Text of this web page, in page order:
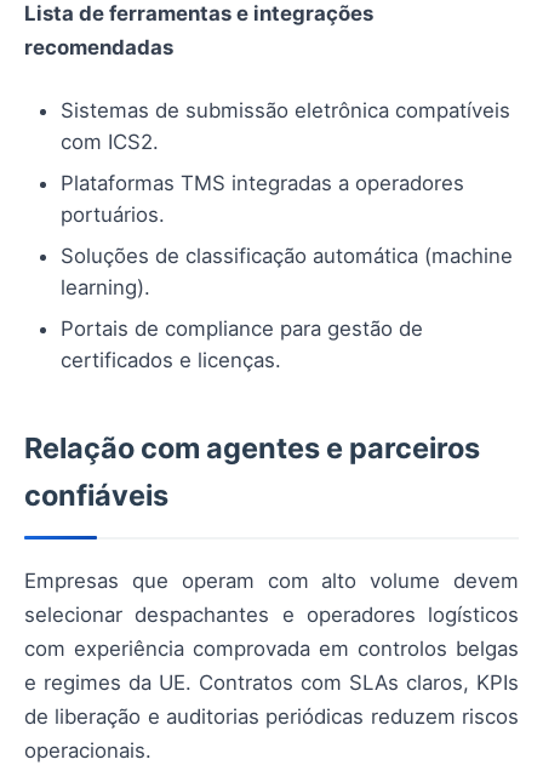
Lista de ferramentas e integrações
recomendadas
Sistemas de submissão eletrônica compatíveis
com ICS2.
Plataformas TMS integradas a operadores
portuários.
Soluções de classificação automática (machine
learning).
Portais de compliance para gestão de
certificados e licenças.
Relação com agentes e parceiros
confiáveis
Empresas que operam com alto volume devem
selecionar despachantes e operadores logísticos
com experiência comprovada em controlos belgas
e regimes da UE. Contratos com SLAs claros, KPIs
de liberação e auditorias periódicas reduzem riscos
operacionais.